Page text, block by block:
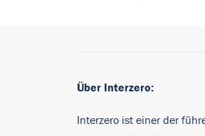
Über Interzero:
Interzero ist einer der